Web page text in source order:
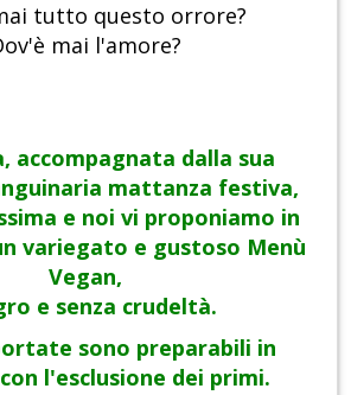
tutto questo orrore?
mai l'amore?
accompagnata dalla sua
mattanza festiva,
e noi vi proponiamo in
variegato e gustoso Menù
Vegan,
e senza crudeltà.
sono preparabili in
l'esclusione dei primi.